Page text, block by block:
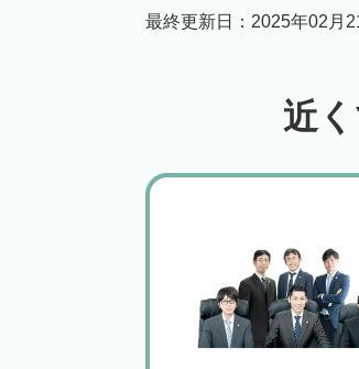
最終更新日： 2025年02月
近